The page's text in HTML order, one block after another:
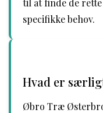
specifikke behov.
Hvad er
Øbro Træ